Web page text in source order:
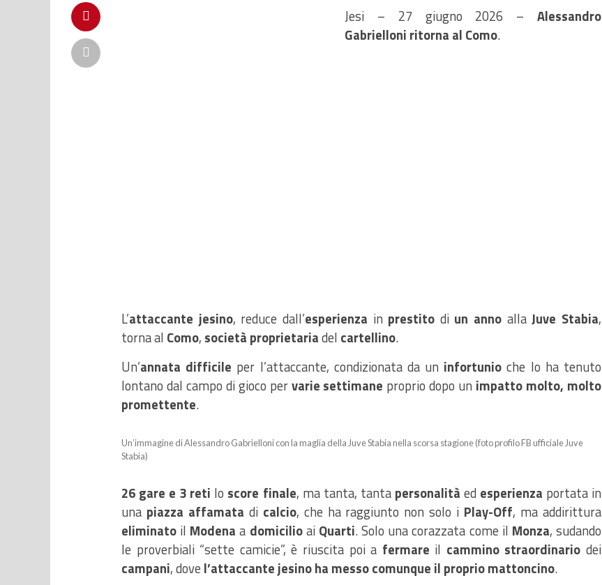
Jesi – 27 giugno 2026 – Alessandro
Gabrielloni ritorna al Como.
L’attaccante jesino, reduce dall’esperienza in prestito di un anno allaJuve Stabia,
torna al Como, società proprietariadel cartellino.
Un’annata difficile per l’attaccante, condizionata da un infortunio che lo ha tenuto
lontano dal campo di gioco pervarie settimane proprio dopo un impatto molto, molto
promettente.
Un’immagine di Alessandro Gabrielloni con la maglia della Juve Stabia nella scorsa stagione (foto profilo FB ufficiale Juve
Stabia)
26 gare e 3 reti lo score finale, ma tanta, tanta personalità ed esperienza portata in
una piazza affamata di calcio, che ha raggiunto non solo i Play-Off, ma addirittura
eliminato il Modena a domicilioaiQuarti. Solo una corazzata come il Monza, sudando
le proverbiali “sette camicie”, è riuscita poi a fermare il cammino straordinariodei
campani,dove l’attaccante jesino ha messo comunque il propriomattoncino.